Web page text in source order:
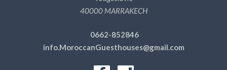
40000 MARRAKECH
0662-852846
info.MoroccanGuesthouses@gmail.com